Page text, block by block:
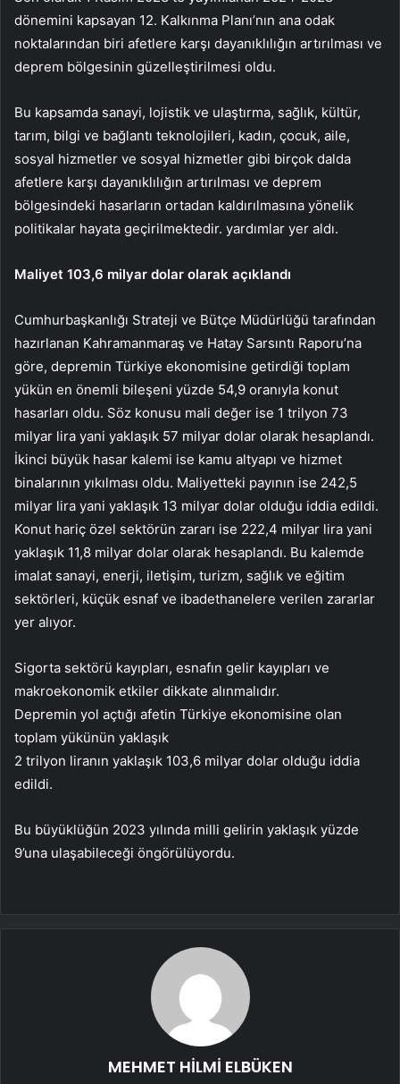
dönemini kapsayan 12. Kalkınma Planı’nın ana odak
noktalarından biri afetlere karşı dayanıklılığın artırılması ve
deprem bölgesinin güzelleştirilmesi oldu.
Bu kapsamda sanayi, lojistik ve ulaştırma, sağlık, kültür,
tarım, bilgi ve bağlantı teknolojileri, kadın, çocuk, aile,
sosyal hizmetler ve sosyal hizmetler gibi birçok dalda
afetlere karşı dayanıklılığın artırılması ve deprem
bölgesindeki hasarların ortadan kaldırılmasına yönelik
politikalar hayata geçirilmektedir. yardımlar yer aldı.
Maliyet 103,6 milyar dolar olarak açıklandı
Cumhurbaşkanlığı Strateji ve Bütçe Müdürlüğü tarafından
hazırlanan Kahramanmaraş ve Hatay Sarsıntı Raporu’na
göre, depremin Türkiye ekonomisine getirdiği toplam
yükün en önemli bileşeni yüzde 54,9 oranıyla konut
hasarları oldu. Söz konusu mali değer ise 1 trilyon 73
milyar lira yani yaklaşık 57 milyar dolar olarak hesaplandı.
İkinci büyük hasar kalemi ise kamu altyapı ve hizmet
binalarının yıkılması oldu. Maliyetteki payının ise 242,5
milyar lira yani yaklaşık 13 milyar dolar olduğu iddia edildi.
Konut hariç özel sektörün zararı ise 222,4 milyar lira yani
yaklaşık 11,8 milyar dolar olarak hesaplandı. Bu kalemde
imalat sanayi, enerji, iletişim, turizm, sağlık ve eğitim
sektörleri, küçük esnaf ve ibadethanelere verilen zararlar
yer alıyor.
Sigorta sektörü kayıpları, esnafın gelir kayıpları ve
makroekonomik etkiler dikkate alınmalıdır.
Depremin yol açtığı afetin Türkiye ekonomisine olan
toplam yükünün yaklaşık
2 trilyon liranın yaklaşık 103,6 milyar dolar olduğu iddia
edildi.
Bu büyüklüğün 2023 yılında milli gelirin yaklaşık yüzde
9’una ulaşabileceği öngörülüyordu.
MEHMET HİLMİ ELBÜKEN